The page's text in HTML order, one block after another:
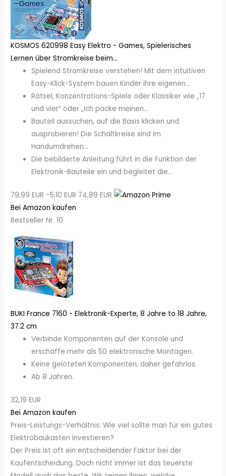
KOSMOS 620998 Easy Elektro - Games, Spielerisches
Lernen über Stromkreise beim...
Spielend Stromkreise verstehen! Mit dem intuitiven
Easy-Klick-System bauen Kinder ihre eigenen...
Rätsel, Konzentrations-Spiele oder Klassiker wie „17
und vier“ oder „Ich packe meinen...
Bauteil aussuchen, auf die Basis klicken und
ausprobieren! Die Schaltkreise sind im
Handumdrehen...
Die bebilderte Anleitung führt in die Funktion der
Elektronik-Bauteile ein und begleitet die...
79,99 EUR −5,10 EUR 74,89 EUR
Bei Amazon kaufen
Bestseller Nr. 10
BUKI France 7160 - Elektronik-Experte, 8 Jahre to 18 Jahre,
37.2 cm
Verbinde Komponenten auf der Konsole und
erschaffe mehr als 50 elektronische Montagen.
Keine gelöteten Komponenten, daher gefahrlos.
Ab 8 Jahren.
32,19 EUR
Bei Amazon kaufen
Preis-Leistungs-Verhältnis: Wie viel sollte man für ein gutes
Elektrobaukasten investieren?
Der Preis ist oft ein entscheidender Faktor bei der
Kaufentscheidung. Doch nicht immer ist das teuerste